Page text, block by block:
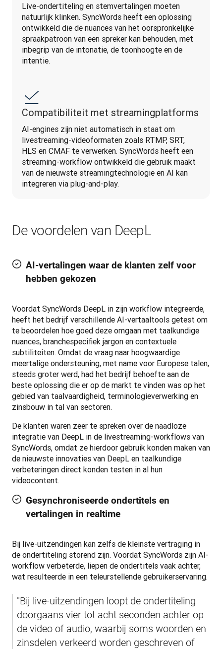
Live-ondertiteling en stemvertalingen moeten
natuurlijk klinken. SyncWords heeft een oplossing
ontwikkeld die de nuances van het oorspronkelijke
spraakpatroon van een spreker kan behouden, met
inbegrip van de intonatie, de toonhoogte en de
intentie.
Compatibiliteit met streamingplatforms
AI-engines zijn niet automatisch in staat om
livestreaming-videoformaten zoals RTMP, SRT,
HLS en CMAF te verwerken. SyncWords heeft een
streaming-workflow ontwikkeld die gebruik maakt
van de nieuwste streamingtechnologie en AI kan
integreren via plug-and-play.
De voordelen van DeepL
AI-vertalingen waar de klanten zelf voor
hebben gekozen
Voordat SyncWords DeepL in zijn workflow integreerde,
heeft het bedrijf verschillende AI-vertaaltools getest om
te beoordelen hoe goed deze omgaan met taalkundige
nuances, branchespecifiek jargon en contextuele
subtiliteiten. Omdat de vraag naar hoogwaardige
meertalige ondersteuning, met name voor Europese talen,
steeds groter werd, had het bedrijf behoefte aan de
beste oplossing die er op de markt te vinden was op het
gebied van taalvaardigheid, terminologieverwerking en
zinsbouw in tal van sectoren.
De klanten waren zeer te spreken over de naadloze
integratie van DeepL in de livestreaming-workflows van
SyncWords, omdat ze hierdoor gebruik konden maken van
de nieuwste innovaties van DeepL en taalkundige
verbeteringen direct konden testen in al hun
videocontent.
Gesynchroniseerde ondertitels en
vertalingen in realtime
Bij live-uitzendingen kan zelfs de kleinste vertraging in
de ondertiteling storend zijn. Voordat SyncWords zijn AI-
workflow verbeterde, liepen de ondertitels vaak achter,
wat resulteerde in een teleurstellende gebruikerservaring.
"Bij live-uitzendingen loopt de ondertiteling
doorgaans vier tot acht seconden achter op
de video of audio, waarbij soms woorden en
zinsdelen verkeerd worden geschreven of